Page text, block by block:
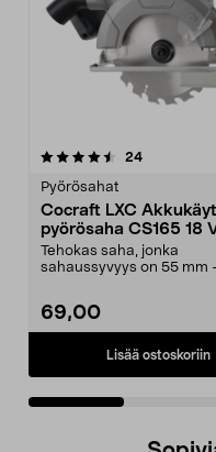
24arvostelut
Pyörösahat
Cocraft LXC
pyörösaha CS165 18
Tehokas saha, jonka
sahaussyvyys on 55 mm
69,00
Lisää ostoskoriin
4.5 viidestä